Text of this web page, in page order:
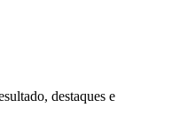
destaques e